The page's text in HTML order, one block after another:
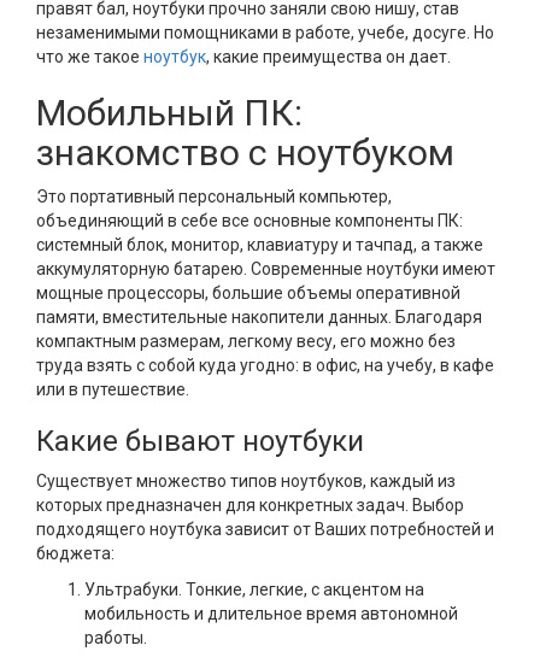
правят бал, ноутбуки прочно заняли свою нишу, став
незаменимыми помощниками в работе, учебе, досуге. Но
что же такое ноутбук, какие преимущества он дает.
Мобильный ПК:
знакомство с ноутбуком
Это портативный персональный компьютер,
объединяющий в себе все основные компоненты ПК:
системный блок, монитор, клавиатуру и тачпад, а также
аккумуляторную батарею. Современные ноутбуки имеют
мощные процессоры, большие объемы оперативной
памяти, вместительные накопители данных. Благодаря
компактным размерам, легкому весу, его можно без
труда взять с собой куда угодно: в офис, на учебу, в кафе
или в путешествие.
Какие бывают ноутбуки
Существует множество типов ноутбуков, каждый из
которых предназначен для конкретных задач. Выбор
подходящего ноутбука зависит от Ваших потребностей и
бюджета:
Ультрабуки. Тонкие, легкие, с акцентом на
мобильность и длительное время автономной
работы.